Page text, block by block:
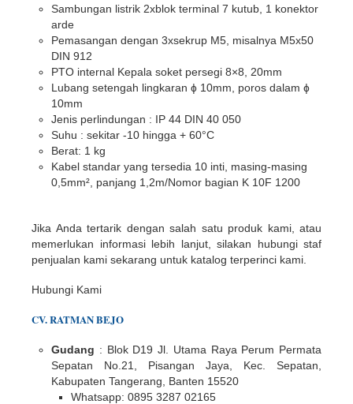
Sambungan listrik 2xblok terminal 7 kutub, 1 konektor
arde
Pemasangan dengan 3xsekrup M5, misalnya M5x50
DIN 912
PTO internal Kepala soket persegi 8×8, 20mm
Lubang setengah lingkaran ɸ 10mm, poros dalam ɸ
10mm
Jenis perlindungan : IP 44 DIN 40 050
Suhu : sekitar -10 hingga + 60°C
Berat: 1 kg
Kabel standar yang tersedia 10 inti, masing-masing
0,5mm², panjang 1,2m/Nomor bagian K 10F 1200
Jika Anda tertarik dengan salah satu produk kami, atau
memerlukan informasi lebih lanjut, silakan hubungi staf
penjualan kami sekarang untuk katalog terperinci kami.
Hubungi Kami
CV. RATMAN BEJO
Gudang : Blok D19 Jl. Utama Raya Perum Permata
Sepatan No.21, Pisangan Jaya, Kec. Sepatan,
Kabupaten Tangerang, Banten 15520
Whatsapp: 0895 3287 02165